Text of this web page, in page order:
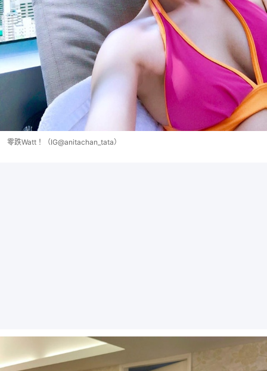
零跌Watt！（IG@anitachan_tata）